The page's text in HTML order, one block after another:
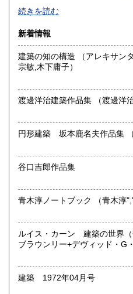
当店は建築書籍専門店です。
建築関係であれば、新刊、古
えております。
沿線名：都営新宿・三田線 東
最寄駅：神保町
営業時間：12時-18時
書籍の買取について
当店では事務所移転、お引越
不要になった書籍を買取して
雑誌、洋書、単行本、展覧会
す。電話、FAX、メール、
の方法にてお気軽にお問い合わ
お問い合わせいただく際にお
とおりです。
「本のジャンル(雑誌・単行本
「何冊くらいあるのか(ダンボ
事前にリストなどを作成して
お見積りいたします。本棚や
す。最終的な当社の買取価格
続きを読む
新着情報
建築の知の構造 （アレキサンダー・ツオニス","工藤国雄,川口
宗敏,木下庸子）
渡邊洋治建築
谷口吉郎作品集
青木淳ノートブ
ルイス・カーン 建築の世界（普及版） （デ
ブラウンリー+デヴィッド・G
建築 1972年04月号